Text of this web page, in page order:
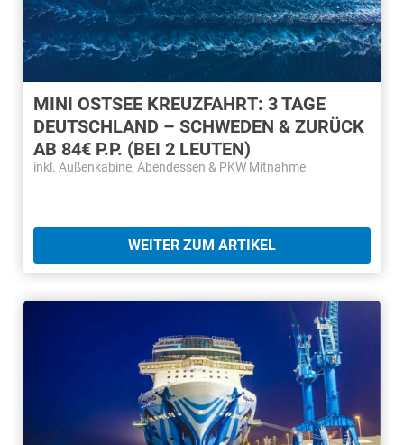
MINI OSTSEE KREUZFAHRT: 3 TAGE
DEUTSCHLAND – SCHWEDEN & ZURÜCK
AB 84€ P.P. (BEI 2 LEUTEN)
inkl. Außenkabine, Abendessen & PKW Mitnahme
WEITER ZUM ARTIKEL